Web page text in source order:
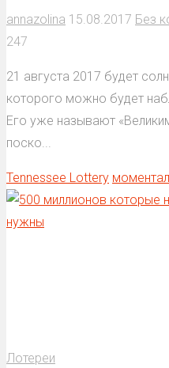
annazolina 15.08.2017 Без
247
21 августа 2017 будет
которого можно будет
Его уже называют
поско...
Tennessee Lottery
Лотереи